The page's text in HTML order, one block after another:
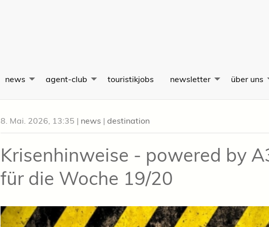
news agent-club touristikjobs newsletter über uns
8. Mai. 2026, 13:35 | news | destination
Krisenhinweise - powered by
für die Woche 19/20